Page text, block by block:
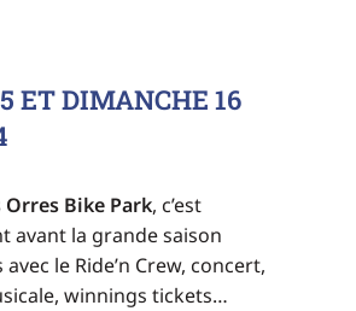
ET DIMANCHE 16
Orres Bike Park, c’est
avant la grande saison
avec le Ride’n Crew, concert,
winnings tickets…